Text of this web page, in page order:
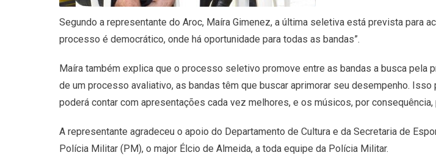
Segundo a representante do Aroc, Maíra Gimenez, a última seletiva está prevista para
processo é democrático, onde há oportunidade para todas as bandas”.
Maíra também explica que o processo seletivo promove entre as bandas a busca
de um processo avaliativo, as bandas têm que buscar aprimorar seu desempenho.
poderá contar com apresentações cada vez melhores, e os músicos, por
A representante agradeceu o apoio do Departamento de Cultura e da Secretaria de
Polícia Militar (PM), o major Élcio de Almeida, a toda equipe da Polícia Militar.